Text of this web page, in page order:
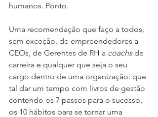
humanos. Ponto.
Uma recomendação que faço a todos,
sem exceção, de empreendedores a
CEOs, de Gerentes de RH a coachs de
carreira e qualquer que seja o seu
cargo dentro de uma organização: que
tal dar um tempo com livros de gestão
contendo os 7 passos para o sucesso,
os 10 hábitos para se tornar uma